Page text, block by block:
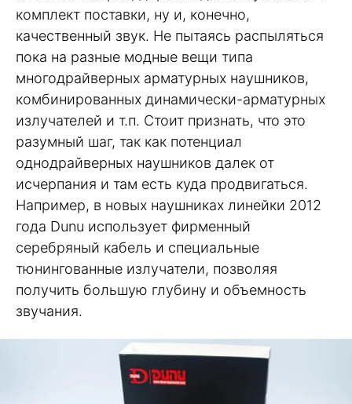
комплект поставки, ну и, конечно,
качественный звук. Не пытаясь распыляться
пока на разные модные вещи типа
многодрайверных арматурных наушников,
комбинированных динамически-арматурных
излучателей и т.п. Стоит признать, что это
разумный шаг, так как потенциал
однодрайверных наушников далек от
исчерпания и там есть куда продвигаться.
Например, в новых наушниках линейки 2012
года Dunu использует фирменный
серебряный кабель и специальные
тюнингованные излучатели, позволяя
получить большую глубину и объемность
звучания.